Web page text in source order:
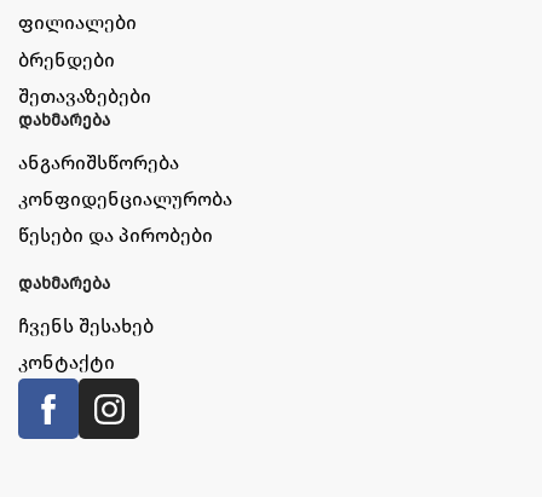
ფილიალები
ბრენდები
შეთავაზებები
დახმარება
ანგარიშსწორება
კონფიდენციალურობა
წესები და პირობები
დახმარება
ჩვენს შესახებ
კონტაქტი